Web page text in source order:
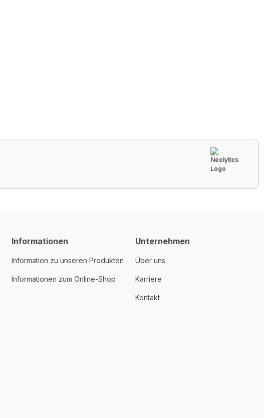
Informationen
Information zu unseren Produkten
Informationen zum Online-Shop
Unternehmen
Über uns
Karriere
Kontakt